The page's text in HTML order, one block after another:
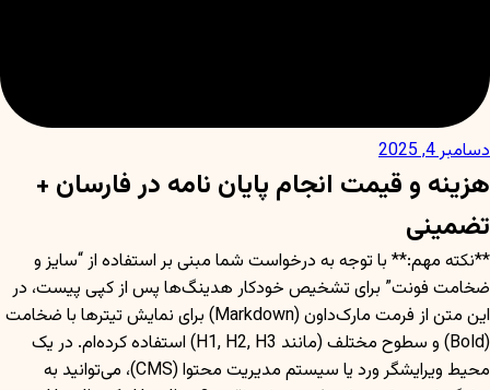
دسامبر 4, 2025
هزینه و قیمت انجام پایان نامه در فارسان +
تضمینی
**نکته مهم:** با توجه به درخواست شما مبنی بر استفاده از “سایز و
ضخامت فونت” برای تشخیص خودکار هدینگ‌ها پس از کپی پیست، در
این متن از فرمت مارک‌داون (Markdown) برای نمایش تیترها با ضخامت
(Bold) و سطوح مختلف (مانند H1, H2, H3) استفاده کرده‌ام. در یک
محیط ویرایشگر ورد یا سیستم مدیریت محتوا (CMS)، می‌توانید به